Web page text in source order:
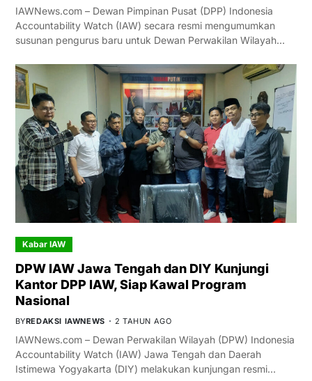
IAWNews.com – Dewan Pimpinan Pusat (DPP) Indonesia
Accountability Watch (IAW) secara resmi mengumumkan
susunan pengurus baru untuk Dewan Perwakilan Wilayah…
Kabar IAW
DPW IAW Jawa Tengah dan DIY Kunjungi
Kantor DPP IAW, Siap Kawal Program
Nasional
BYREDAKSI IAWNEWS 2 TAHUN AGO
IAWNews.com – Dewan Perwakilan Wilayah (DPW) Indonesia
Accountability Watch (IAW) Jawa Tengah dan Daerah
Istimewa Yogyakarta (DIY) melakukan kunjungan resmi…